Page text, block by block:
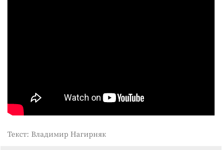
Текст: Владимир Нагирняк